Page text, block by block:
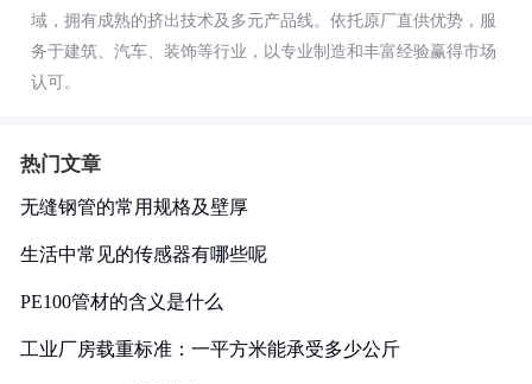
域，拥有成熟的挤出技术及多元产品线。依托原厂直供优势，服
务于建筑、汽车、装饰等行业，以专业制造和丰富经验赢得市场
认可。
热门文章
无缝钢管的常用规格及壁厚
生活中常见的传感器有哪些呢
PE100管材的含义是什么
工业厂房载重标准：一平方米能承受多少公斤